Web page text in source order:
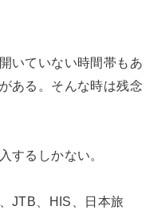
いていない時間帯もあ
ある。そんな時は残念
するしかない。
JTB、HIS、日本旅